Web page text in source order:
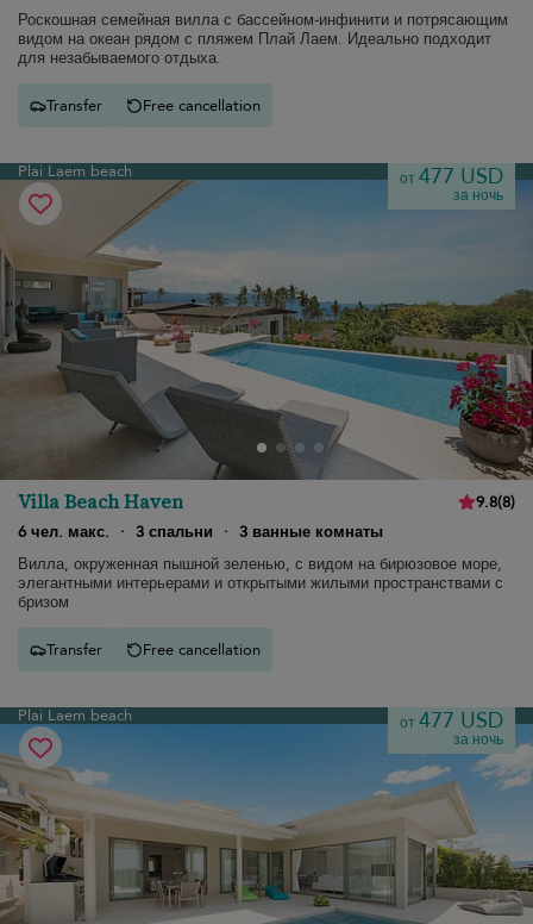
Роскошная семейная вилла с бассейном-инфинити и потрясающим
видом на океан рядом с пляжем Плай Лаем. Идеально подходит
для незабываемого отдыха.
Transfer Free cancellation
Plai Laem beach от477 USD
за ночь
Villa Beach Haven 9.8(8)
6 чел. макс.
· 3 спальни · 3 ванные комнаты
Вилла, окруженная пышной зеленью, с видом на бирюзовое море,
элегантными интерьерами и открытыми жилыми пространствами с
бризом
Transfer Free cancellation
Plai Laem beach от477 USD
за ночь